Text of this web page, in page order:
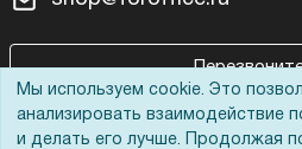
Задать
Мы используем cookie. Это
анализировать взаимодействие
и делать его лучше. Продолжая